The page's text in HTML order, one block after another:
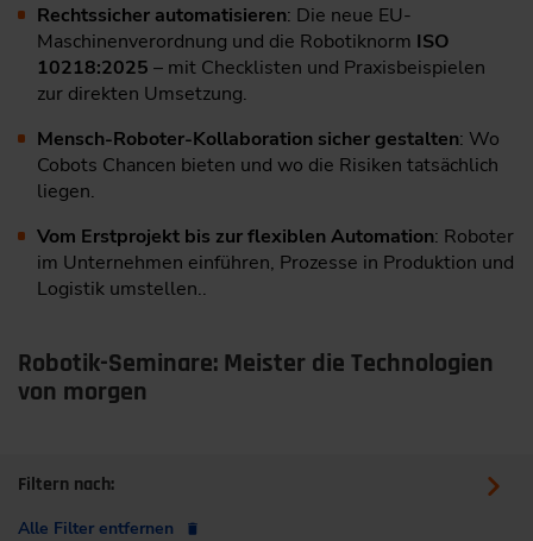
Rechtssicher automatisieren: Die neue EU-
Maschinenverordnung und die Robotiknorm ISO
10218:2025 – mit Checklisten und Praxisbeispielen
zur direkten Umsetzung.
Mensch-Roboter-Kollaboration sicher gestalten: Wo
Cobots Chancen bieten und wo die Risiken tatsächlich
liegen.
Vom Erstprojekt bis zur flexiblen Automation: Roboter
im Unternehmen einführen, Prozesse in Produktion und
Logistik umstellen..
Robotik-Seminare: Meister die Technologien
von morgen
Filtern nach:
Alle Filter entfernen